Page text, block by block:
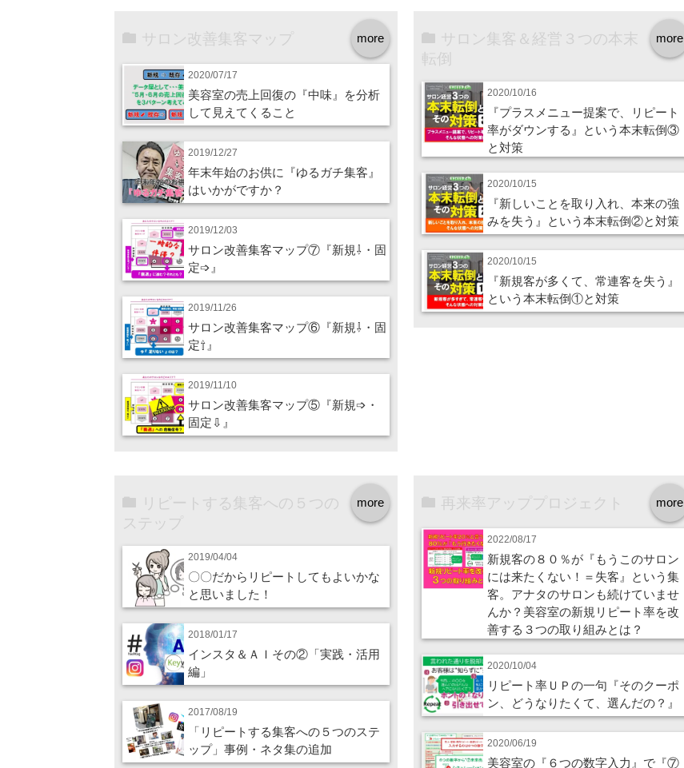
more
サロン改善集客マップ
2020/07/17
美容室の売上回復の『中味』を分析
して見えてくること
2019/12/27
年末年始のお供に『ゆるガチ集客』
はいかがですか？
2019/12/03
サロン改善集客マップ⑦『新規⇩・固
定➩』
2019/11/26
サロン改善集客マップ⑥『新規⇩・固
定⇧』
2019/11/10
サロン改善集客マップ⑤『新規➩・
固定⇩』
more
サロン集客＆経営３つの本末
転倒
2020/10/16
『プラスメニュー提案で、リピート
率がダウンする』という本末転倒③
と対策
2020/10/15
『新しいことを取り入れ、本来の強
みを失う』という本末転倒②と対策
2020/10/15
『新規客が多くて、常連客を失う』
という本末転倒①と対策
more
リピートする集客への５つの
ステップ
2019/04/04
〇〇だからリピートしてもよいかな
と思いました！
2018/01/17
インスタ＆ＡＩその②「実践・活用
編」
2017/08/19
「リピートする集客への５つのステ
ップ」事例・ネタ集の追加
more
再来率アッププロジェクト
2022/08/17
新規客の８０％が『もうこのサロン
には来たくない！＝失客』という集
客。アナタのサロンも続けていませ
んか？美容室の新規リピート率を改
善する３つの取り組みとは？
2020/10/04
リピート率ＵＰの一句『そのクーポ
ン、どうなりたくて、選んだの？』
2020/06/19
美容室の『６つの数字入力』で『⑦